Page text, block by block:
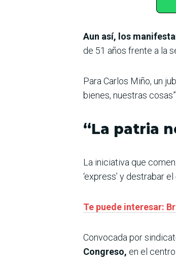
Aun así, los
de 51 años frente a la
Para Carlos Miño, un
bienes, nuestras cosas”.
“La patria
La iniciativa que
‘express’ y destrabar
Te puede interesar:
Convocada por
Congreso, en el